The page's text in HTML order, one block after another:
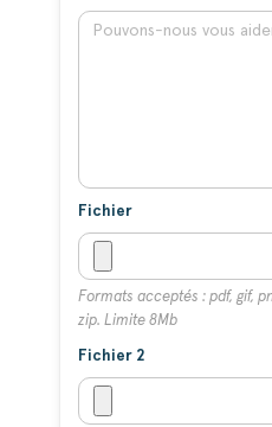
Fichier
Formats acceptés : pdf, gif,
zip. Limite 8Mb
Fichier 2